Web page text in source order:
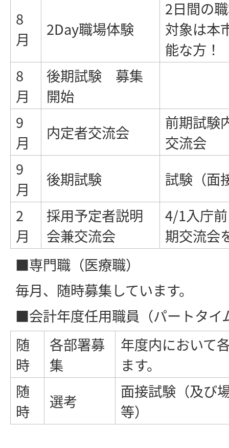
8
月
2Day職場体験
2日間の
対象は本
能な方！
8
月
後期試験 募集
開始
9
月
内定者交流会
前期試験
交流会
9
月
後期試験
試験（面
2
月
採用予定者説明
会兼交流会
4/1入庁
期交流会
■専門職（医療職）
毎月、随時募集しています。
■会計年度任用職員（パートタイ
随
時
各部署募
集
年度内において
ます。
随
時
選考
面接試験（及び
等）